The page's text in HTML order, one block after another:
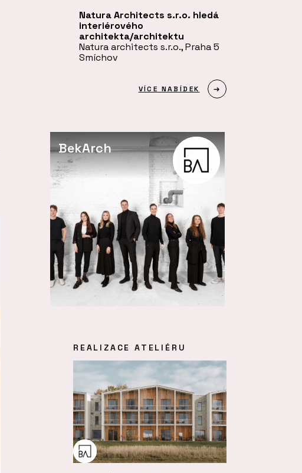
Natura Architects s.r.o. hledá
interiérového
architekta/architektu
Natura architects s.r.o., Praha 5
Smíchov
VÍCE NABÍDEK
BekArch
REALIZACE ATELIÉRU